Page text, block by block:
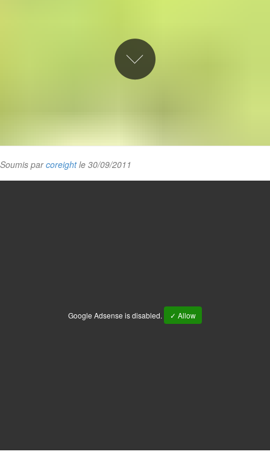
Soumis parcoreightle 30/09/2011
Google Adsense is disabled. ✓ Allow